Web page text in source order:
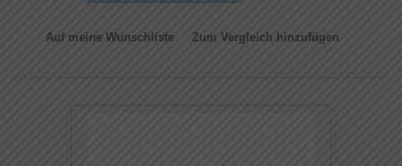
Auf meine Wunschliste Zum Vergleich hinzufügen